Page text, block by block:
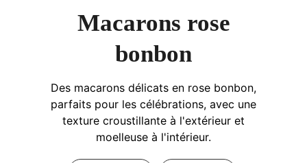
Macarons rose
bonbon
Des macarons délicats en rose bonbon,
parfaits pour les célébrations, avec une
texture croustillante à l'extérieur et
moelleuse à l'intérieur.